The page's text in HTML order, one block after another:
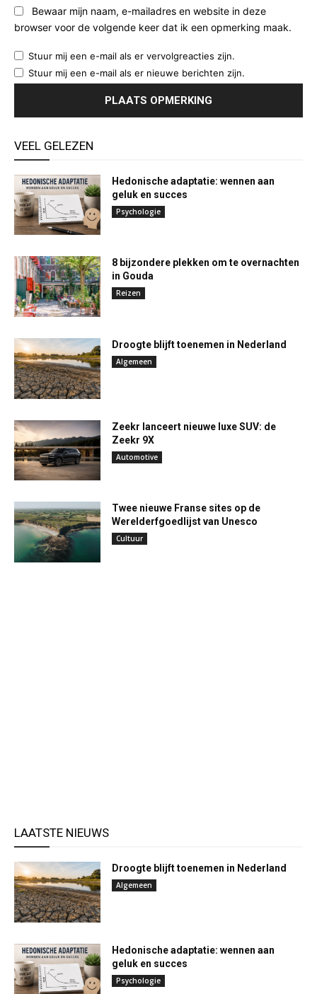
Bewaar mijn naam, e-mailadres en website in deze
browser voor de volgende keer dat ik een opmerking maak.
Stuur mij een e-mail als er vervolgreacties zijn.
Stuur mij een e-mail als er nieuwe berichten zijn.
VEEL GELEZEN
Hedonische adaptatie: wennen aan
geluk en succes
Psychologie
8 bijzondere plekken om te overnachten
in Gouda
Reizen
Droogte blijft toenemen in Nederland
Algemeen
Zeekr lanceert nieuwe luxe SUV: de
Zeekr 9X
Automotive
Twee nieuwe Franse sites op de
Werelderfgoedlijst van Unesco
Cultuur
LAATSTE NIEUWS
Droogte blijft toenemen in Nederland
Algemeen
Hedonische adaptatie: wennen aan
geluk en succes
Psychologie